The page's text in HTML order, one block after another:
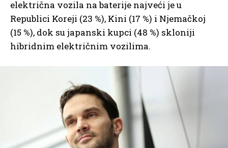
električna vozila na baterije najveći je u
Republici Koreji (23 %), Kini (17 %) i Njemačkoj
(15 %), dok su japanski kupci (48 %) skloniji
hibridnim električnim vozilima.